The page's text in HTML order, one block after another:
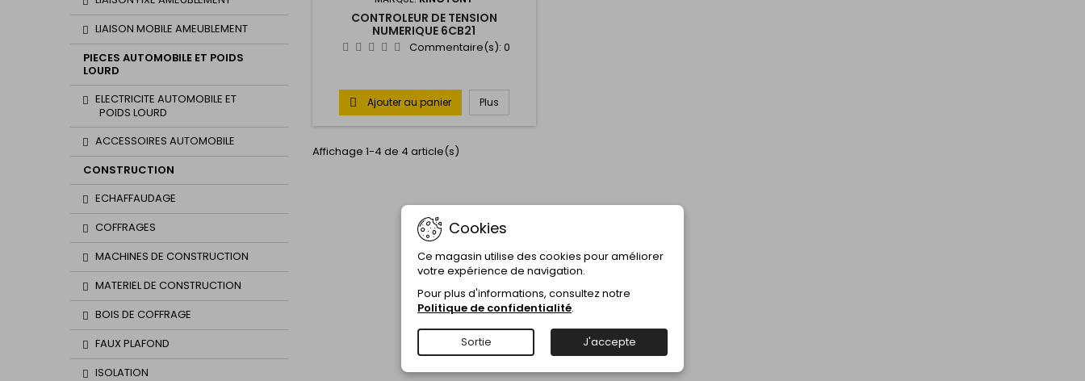
LIAISON MOBILE AMEUBLEMENT
PIECES AUTOMOBILE ET POIDS
LOURD
ELECTRICITE AUTOMOBILE ET
POIDS LOURD
ACCESSOIRES AUTOMOBILE
CONSTRUCTION
ECHAFFAUDAGE
COFFRAGES
MACHINES DE CONSTRUCTION
MATERIEL DE CONSTRUCTION
BOIS DE COFFRAGE
FAUX PLAFOND
ISOLATION
CONTROLEUR DE TENSION
NUMERIQUE 6CB21
Commentaire(s):0
 Ajouter au panier Plus
Affichage 1-4 de 4 article(s)
Cookies
Ce magasin utilise des cookies pour améliorer
votre expérience de navigation.
Pour plus d'informations, consultez notre
Politique de confidentialité.
Sortie J'accepte